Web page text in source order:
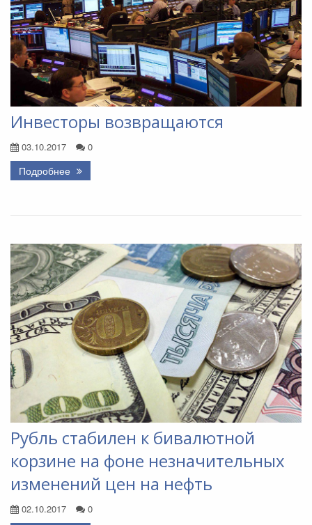
Инвесторы возвращаются
03.10.2017 0
Подробнее
Рубль стабилен к бивалютной
корзине на фоне незначительных
изменений цен на нефть
02.10.2017 0